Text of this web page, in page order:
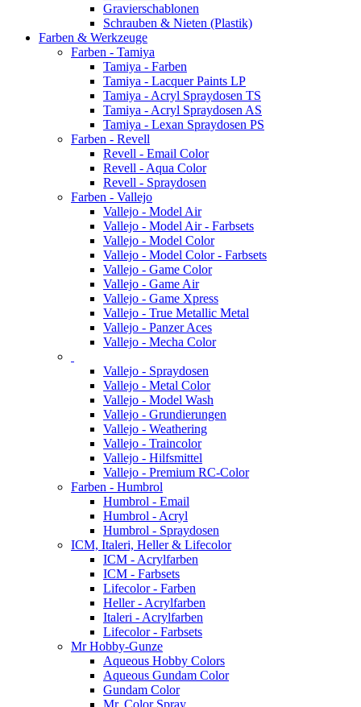
Gravierschablonen
Schrauben & Nieten (Plastik)
Farben & Werkzeuge
Farben - Tamiya
Tamiya - Farben
Tamiya - Lacquer Paints LP
Tamiya - Acryl Spraydosen TS
Tamiya - Acryl Spraydosen AS
Tamiya - Lexan Spraydosen PS
Farben - Revell
Revell - Email Color
Revell - Aqua Color
Revell - Spraydosen
Farben - Vallejo
Vallejo - Model Air
Vallejo - Model Air - Farbsets
Vallejo - Model Color
Vallejo - Model Color - Farbsets
Vallejo - Game Color
Vallejo - Game Air
Vallejo - Game Xpress
Vallejo - True Metallic Metal
Vallejo - Panzer Aces
Vallejo - Mecha Color
Vallejo - Spraydosen
Vallejo - Metal Color
Vallejo - Model Wash
Vallejo - Grundierungen
Vallejo - Weathering
Vallejo - Traincolor
Vallejo - Hilfsmittel
Vallejo - Premium RC-Color
Farben - Humbrol
Humbrol - Email
Humbrol - Acryl
Humbrol - Spraydosen
ICM, Italeri, Heller & Lifecolor
ICM - Acrylfarben
ICM - Farbsets
Lifecolor - Farben
Heller - Acrylfarben
Italeri - Acrylfarben
Lifecolor - Farbsets
Mr Hobby-Gunze
Aqueous Hobby Colors
Aqueous Gundam Color
Gundam Color
Mr. Color Spray